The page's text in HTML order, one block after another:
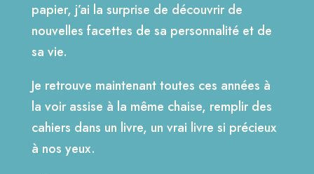
papier, j’ai la surprise de découvrir de
nouvelles facettes de sa personnalité et de
sa vie.
Je retrouve maintenant toutes ces années à
la voir assise à la même chaise, remplir des
cahiers dans un livre, un vrai livre si précieux
à nos yeux.